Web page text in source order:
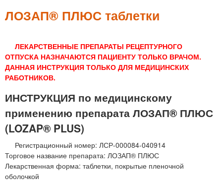
ЛОЗАП® ПЛЮС таблетки
ЛЕКАРСТВЕННЫЕ ПРЕПАРАТЫ РЕЦЕПТУРНОГО
ОТПУСКА НАЗНАЧАЮТСЯ ПАЦИЕНТУ ТОЛЬКО ВРАЧОМ.
ДАННАЯ ИНСТРУКЦИЯ ТОЛЬКО ДЛЯ МЕДИЦИНСКИХ
РАБОТНИКОВ.
ИНСТРУКЦИЯ по медицинскому
применению препарата ЛОЗАП® ПЛЮС
(LOZAP® PLUS)
Регистрационный номер: ЛСР-000084-040914
Торговое название препарата: ЛОЗАП® ПЛЮС
Лекарственная форма: таблетки, покрытые пленочной
оболочкой